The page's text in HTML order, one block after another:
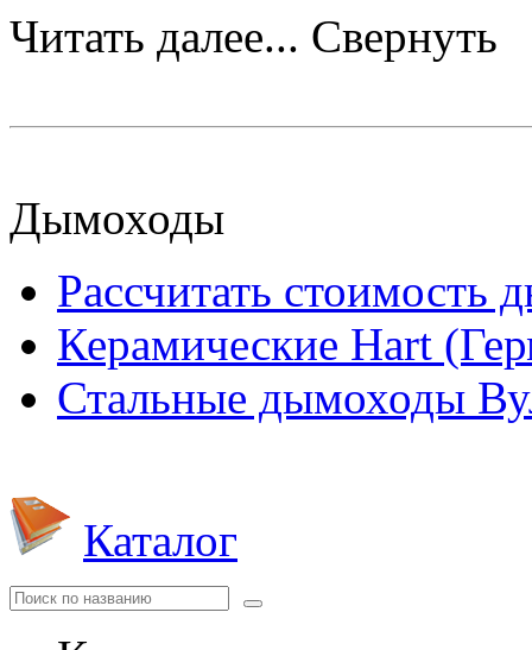
Читать далее... Свернуть
Дымоходы
Рассчитать стоимость
Керамические Hart
Стальные дымоходы
Каталог